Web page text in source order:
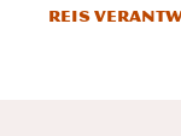
Reis